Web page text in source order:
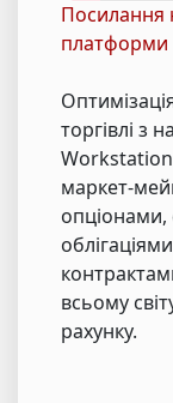
Посилання
платформи
торгівлі з
Workstation
маркет-
всьому
рахунку.